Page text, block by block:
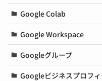
Google Colab
Google Workspace
Googleグループ
Googleビジネスプロフ